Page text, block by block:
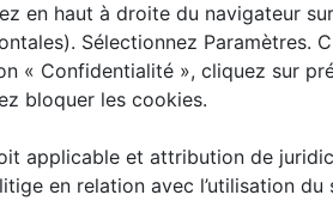
en haut à droite du navigateur
Sélectionnez Paramètres.
« Confidentialité », cliquez sur
bloquer les cookies.
applicable et attribution de
en relation avec l’utilisation